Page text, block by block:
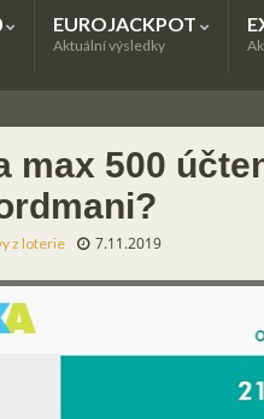
EUROJACKPOT
Aktuální výsledky
max 500
z loterie 7.11.2019